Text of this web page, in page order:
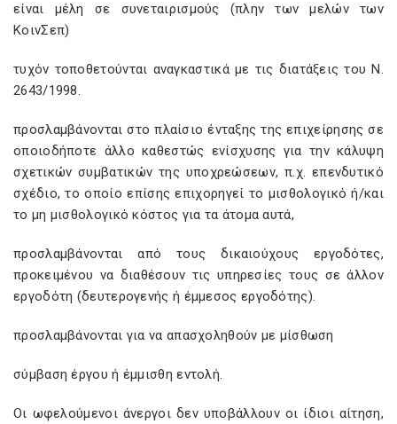
είναι μέλη σε συνεταιρισμούς (πλην των μελών των
ΚοινΣεπ)
τυχόν τοποθετούνται αναγκαστικά με τις διατάξεις του Ν.
2643/1998.
προσλαμβάνονται στο πλαίσιο ένταξης της επιχείρησης σε
οποιοδήποτε άλλο καθεστώς ενίσχυσης για την κάλυψη
σχετικών συμβατικών της υποχρεώσεων, π.χ. επενδυτικό
σχέδιο, το οποίο επίσης επιχορηγεί το μισθολογικό ή/και
το μη μισθολογικό κόστος για τα άτομα αυτά,
προσλαμβάνονται από τους δικαιούχους εργοδότες,
προκειμένου να διαθέσουν τις υπηρεσίες τους σε άλλον
εργοδότη (δευτερογενής ή έμμεσος εργοδότης).
προσλαμβάνονται για να απασχοληθούν με μίσθωση
σύμβαση έργου ή έμμισθη εντολή.
Οι ωφελούμενοι άνεργοι δεν υποβάλλουν οι ίδιοι αίτηση,